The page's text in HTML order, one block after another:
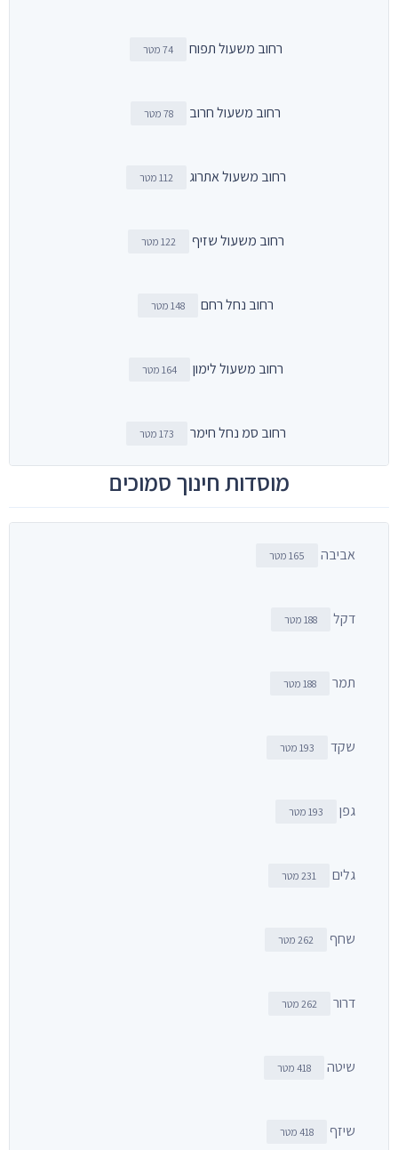
רחוב משעול תפוח 74 מטר
רחוב משעול חרוב 78 מטר
רחוב משעול אתרוג 112 מטר
רחוב משעול שזיף 122 מטר
רחוב נחל רחם 148 מטר
רחוב משעול לימון 164 מטר
רחוב סמ נחל חימר 173 מטר
מוסדות חינוך סמוכים
אביבה 165 מטר
דקל 188 מטר
תמר 188 מטר
שקד 193 מטר
גפן 193 מטר
גלים 231 מטר
שחף 262 מטר
דרור 262 מטר
שיטה 418 מטר
שיזף 418 מטר